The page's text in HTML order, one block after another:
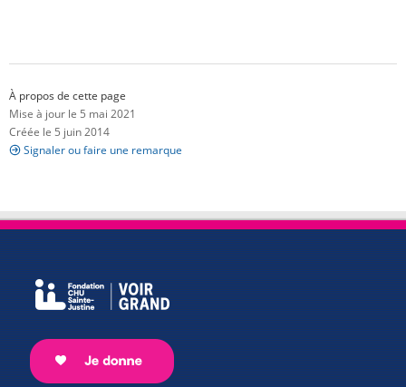
À propos de cette page
Mise à jour le 5 mai 2021
Créée le 5 juin 2014
Signaler ou faire une remarque